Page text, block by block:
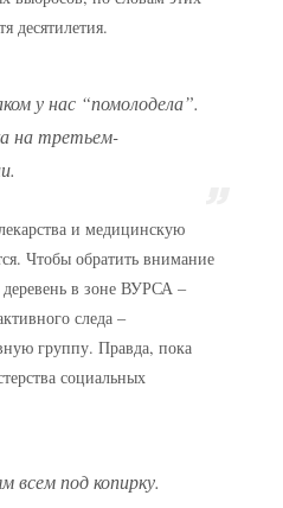
десятилетия.
у нас “помолодела”.
на третьем-
и медицинскую
Чтобы обратить внимание
в зоне ВУРСА –
следа –
группу. Правда, пока
социальных
под копирку.